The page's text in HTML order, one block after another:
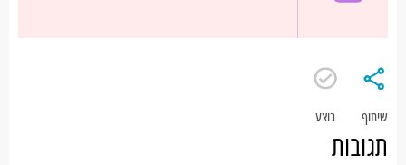
שיתוף בוצע
תגובות